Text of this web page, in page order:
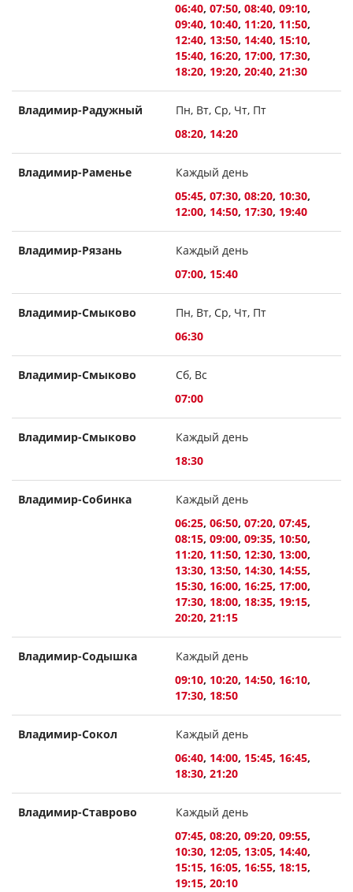
06:40, 07:50, 08:40, 09:10,
09:40, 10:40, 11:20, 11:50,
12:40, 13:50, 14:40, 15:10,
15:40, 16:20, 17:00, 17:30,
18:20, 19:20, 20:40, 21:30
Владимир-Радужный
Пн, Вт, Ср, Чт, Пт
08:20, 14:20
Владимир-Раменье
Каждый день
05:45, 07:30, 08:20, 10:30,
12:00, 14:50, 17:30, 19:40
Владимир-Рязань
Каждый день
07:00, 15:40
Владимир-Смыково
Пн, Вт, Ср, Чт, Пт
06:30
Владимир-Смыково
Сб, Вс
07:00
Владимир-Смыково
Каждый день
18:30
Владимир-Собинка
Каждый день
06:25, 06:50, 07:20, 07:45,
08:15, 09:00, 09:35, 10:50,
11:20, 11:50, 12:30, 13:00,
13:30, 13:50, 14:30, 14:55,
15:30, 16:00, 16:25, 17:00,
17:30, 18:00, 18:35, 19:15,
20:20, 21:15
Владимир-Содышка
Каждый день
09:10, 10:20, 14:50, 16:10,
17:30, 18:50
Владимир-Сокол
Каждый день
06:40, 14:00, 15:45, 16:45,
18:30, 21:20
Владимир-Ставрово
Каждый день
07:45, 08:20, 09:20, 09:55,
10:30, 12:05, 13:05, 14:40,
15:15, 16:05, 16:55, 18:15,
19:15, 20:10